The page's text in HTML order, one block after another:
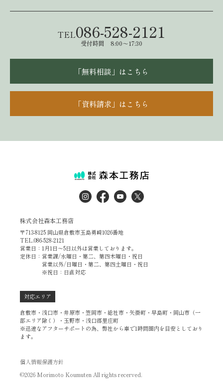
TEL086-528-2121
受付時間 8:00～17:30
「無料相談」はこちら
「資料請求」はこちら
株式会社森本工務店
〒713-8125 岡山県倉敷市玉島勇崎1026番地
TEL.086-528-2121
営業日：1月1日～5日以外は営業しております。
定休日：営業課/水曜日・第二、第四木曜日・祝日
営業以外/日曜日・第二、第四土曜日・祝日
※祝日：日直対応
対応エリア
倉敷市・浅口市・井原市・笠岡市・総社市・矢掛町・早島町・岡山市（一
部エリア除く）・玉野市・浅口郡里庄町
※迅速なアフターサポートの為、弊社から車で1時間圏内を目安としており
ます。
個人情報保護方針
©2026 Morimoto Koumuten All rights recerved.